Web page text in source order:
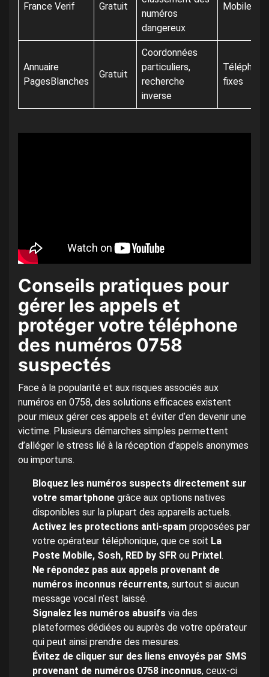
France Verif Gratuit
numéros
dangereux
Mobile
Annuaire
PagesBlanches
Gratuit
Coordonnées
particuliers,
recherche
inverse
fixes
Conseils pratiques pour
gérer les appels et
protéger votre téléphone
des numéros 0758
suspectés
Face à la popularité et aux risques associés aux
numéros en 0758, des solutions efficaces existent
pour mieux gérer ces appels et éviter d’en devenir une
victime. Plusieurs démarches simples permettent
d’alléger le stress lié à la réception d’appels anonymes
ou importuns.
Bloquez les numéros suspects directement sur
votre smartphone grâce aux options natives
disponibles sur la plupart des appareils actuels.
Activez les protections anti-spam proposées par
votre opérateur téléphonique, que ce soit La
Poste Mobile, Sosh, RED by SFR ou Prixtel .
Ne répondez pas aux appels provenant de
numéros inconnus récurrents, surtout si aucun
message vocal n’est laissé.
Signalez les numéros abusifs via des
plateformes dédiées ou auprès de votre opérateur
qui peut ainsi prendre des mesures.
Évitez de cliquer sur des liens envoyés par SMS
provenant de numéros 0758 inconnus, ceux-ci